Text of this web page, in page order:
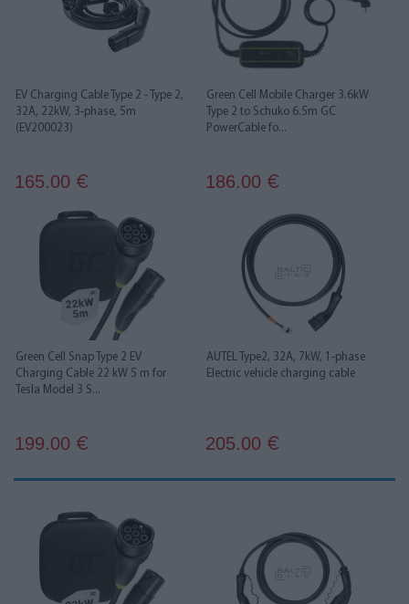
EV Charging Cable Type 2 - Type 2,
32A, 22kW, 3-phase, 5m
(EV200023)
165.00 €
Green Cell Mobile Charger 3.6kW
Type 2 to Schuko 6.5m GC
PowerCable fo...
186.00 €
Green Cell Snap Type 2 EV
Charging Cable 22 kW 5 m for
Tesla Model 3 S...
199.00 €
AUTEL Type2, 32A, 7kW, 1-phase
Electric vehicle charging cable
205.00 €